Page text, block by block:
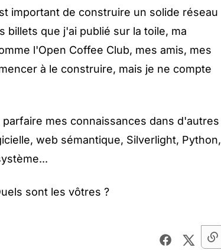
important de construire un solide réseau
billets que j'ai publié sur la toile, ma
l'Open Coffee Club, mes amis, mes
à le construire, mais je ne compte
mes connaissances dans d'autres
web sémantique, Silverlight, Python,
sont les vôtres ?